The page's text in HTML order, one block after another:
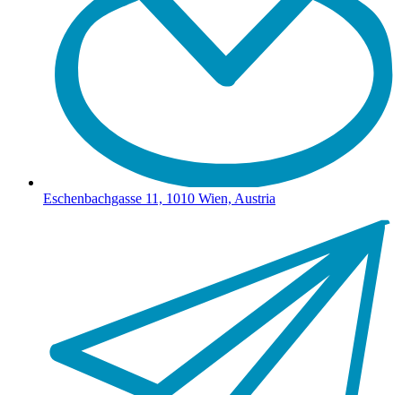
Eschenbachgasse 11, 1010 Wien, Austria